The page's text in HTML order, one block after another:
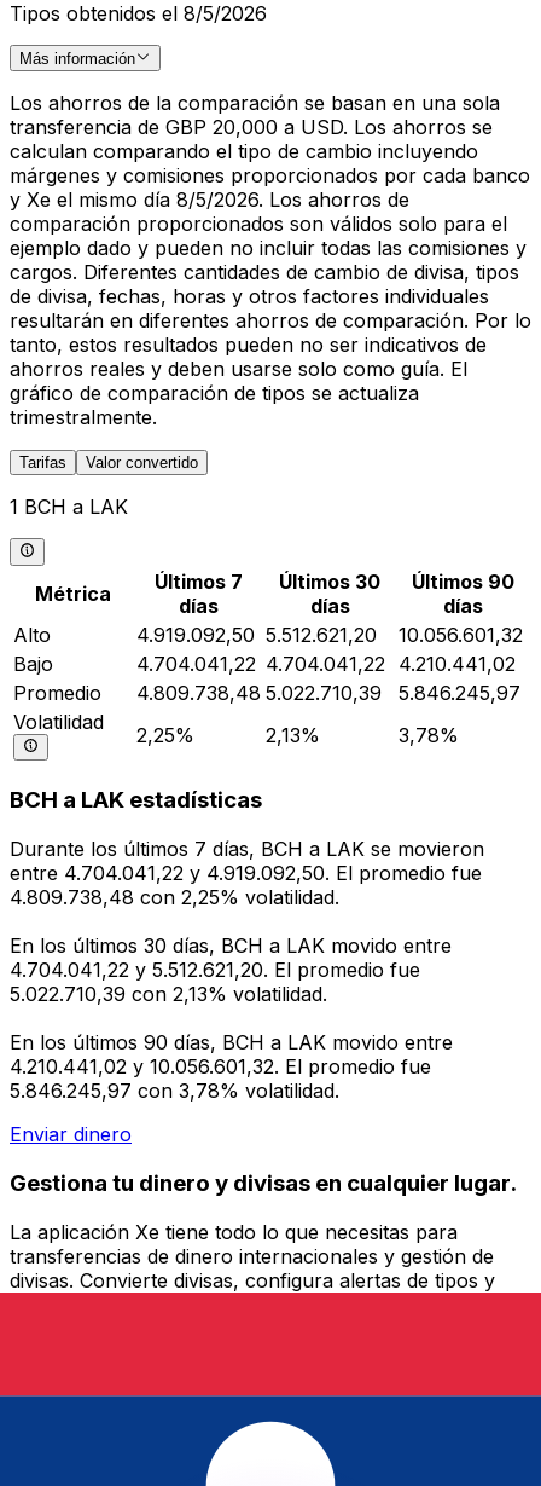
Tipos obtenidos el 8/5/2026
Más información
Los ahorros de la comparación se basan en una sola
transferencia de GBP 20,000 a USD. Los ahorros se
calculan comparando el tipo de cambio incluyendo
márgenes y comisiones proporcionados por cada banco
y Xe el mismo día 8/5/2026. Los ahorros de
comparación proporcionados son válidos solo para el
ejemplo dado y pueden no incluir todas las comisiones y
cargos. Diferentes cantidades de cambio de divisa, tipos
de divisa, fechas, horas y otros factores individuales
resultarán en diferentes ahorros de comparación. Por lo
tanto, estos resultados pueden no ser indicativos de
ahorros reales y deben usarse solo como guía. El
gráfico de comparación de tipos se actualiza
trimestralmente.
Tarifas Valor convertido
1 BCH a LAK
Métrica
Últimos 7
días
Últimos 30
días
Últimos 90
días
Alto
4.919.092,50 5.512.621,20
10.056.601,32
Bajo
4.704.041,22 4.704.041,22
4.210.441,02
Promedio
4.809.738,48 5.022.710,39
5.846.245,97
Volatilidad
2,25% 2,13% 3,78%
BCH a LAK estadísticas
Durante los últimos 7 días, BCH a LAK se movieron
entre 4.704.041,22 y 4.919.092,50. El promedio fue
4.809.738,48 con 2,25% volatilidad.
En los últimos 30 días, BCH a LAK movido entre
4.704.041,22 y 5.512.621,20. El promedio fue
5.022.710,39 con 2,13% volatilidad.
En los últimos 90 días, BCH a LAK movido entre
4.210.441,02 y 10.056.601,32. El promedio fue
5.846.245,97 con 3,78% volatilidad.
Enviar dinero
Gestiona tu dinero y divisas en cualquier lugar.
La aplicación Xe tiene todo lo que necesitas para
transferencias de dinero internacionales y gestión de
divisas. Convierte divisas, configura alertas de tipos y